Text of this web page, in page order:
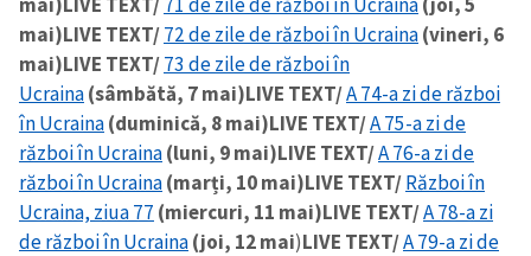
mai)LIVE TEXT/72 de zile de război în Ucraina(vineri, 6
mai)LIVE TEXT/73 de zile de război în
Ucraina(sâmbătă, 7 mai)LIVE TEXT/A 74-a zi de război
în Ucraina(duminică, 8 mai)LIVE TEXT/A 75-a zi de
război în Ucraina(luni, 9 mai)LIVE TEXT/A 76-a zi de
război în Ucraina(marți, 10 mai)LIVE TEXT/Război în
Ucraina, ziua 77 (miercuri, 11 mai)LIVE TEXT/A 78-a zi
de război în Ucraina(joi, 12 mai)LIVE TEXT/A 79-a zi de